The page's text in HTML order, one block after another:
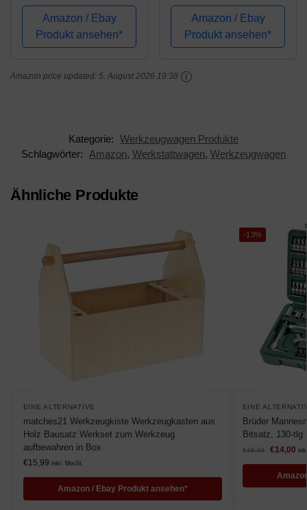
robusten Oberflächen,
verschließbaren Türen
und Schublade, Maße
0,60 m
Amazon / Ebay
Produkt ansehen*
Fach/mit
Antirutschmatten / 2
Rollen mit
(Schwarz)
Amazon / Ebay
Produkt ansehen*
Amazon price updated: 5. August 2026 19:38
Kategorie: Werkzeugwagen Produkte
Schlagwörter:
Amazon, Werkstattwagen, Werkzeugwagen
Ähnliche Produkte
EINE ALTERNATIVE
matches21 Werkzeugkiste Werkzeugkasten aus
Holz Bausatz Werkset zum Werkzeug
aufbewahren in Box
€15,99 inkl. MwSt.
Amazon / Ebay Produkt ansehen*
-13%
EINE
Brüder
Bitsatz, 130-tlg
€16,01 €14,00